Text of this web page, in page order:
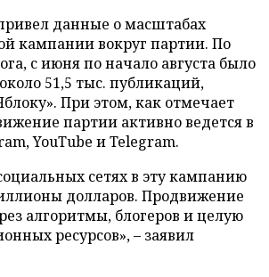
данные о масштабах
кампании вокруг партии. По
с июня по начало августа было
51,5 тыс. публикаций,
При этом, как отмечает
партии активно ведется в
YouTube и Telegram.
сетях в эту кампанию
долларов. Продвижение
алгоритмы, блогеров и целую
ресурсов», – заявил